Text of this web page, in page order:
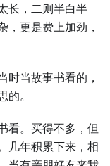
长，二则半白半
，更是费上加劲，
时当故事书看的，
。
看。买得不多，但
几年积累下来，相